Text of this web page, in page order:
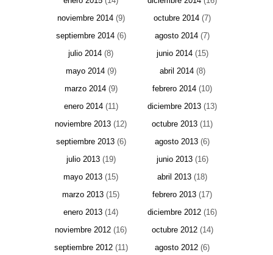
noviembre 2014(9) octubre 2014 (7)
septiembre 2014(6) agosto 2014 (7)
julio 2014 (8) junio 2014(15)
mayo 2014(9) abril 2014(8)
marzo 2014(9) febrero 2014 (10)
enero 2014(11) diciembre 2013 (13)
noviembre 2013 (12) octubre 2013 (11)
septiembre 2013(6) agosto 2013 (6)
julio 2013(19) junio 2013(16)
mayo 2013 (15) abril 2013 (18)
marzo 2013 (15) febrero 2013 (17)
enero 2013 (14) diciembre 2012 (16)
noviembre 2012 (16) octubre 2012(14)
septiembre 2012(11) agosto 2012 (6)